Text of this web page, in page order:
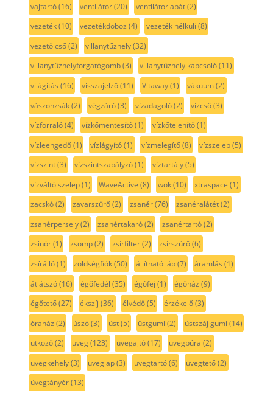
vajtartó(16) ventilátor(20) ventilátorlapát(2)
vezeték(10) vezetékdoboz (4) vezeték nélküli (8)
vezető cső(2) villanytűzhely(32)
villanytűzhelyforgatógomb(3) villanytűzhely kapcsoló(11)
világítás (16) visszajelző(11) Vitaway(1) vákuum(2)
vászonzsák(2) végzáró(3) vízadagoló(2) vízcső(3)
vízforraló(4) vízkőmentesítő(1) vízkőtelenítő(1)
vízleengedő(1) vízlágyító(1) vízmelegítő(8) vízszelep(5)
vízszint(3) vízszintszabályzó(1) víztartály(5)
vízváltó szelep(1) WaveActive (8) wok(10) xtraspace (1)
zacskó(2) zavarszűrő(2) zsanér(76) zsanéralátét(2)
zsanérpersely(2) zsanértakaró(2) zsanértartó(2)
zsinór(1) zsomp(2) zsírfilter(2) zsírszűrő(6)
zsírálló(1) zöldségfiók(50) állítható láb(7) áramlás (1)
átlátszó(16) égőfedél (35) égőfej (1) égőház (9)
égőtető(27) ékszíj (36) élvédő(5) érzékelő(3)
óraház (2) úszó(3) üst(5) üstgumi (2) üstszáj gumi (14)
ütköző(2) üveg(123) üvegajtó(17) üvegbúra (2)
üvegkehely(3) üveglap(3) üvegtartó(6) üvegtető(2)
üvegtányér(13)